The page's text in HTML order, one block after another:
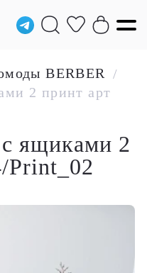
BERBER /
2 принт арт
ящиками 2
Print_02